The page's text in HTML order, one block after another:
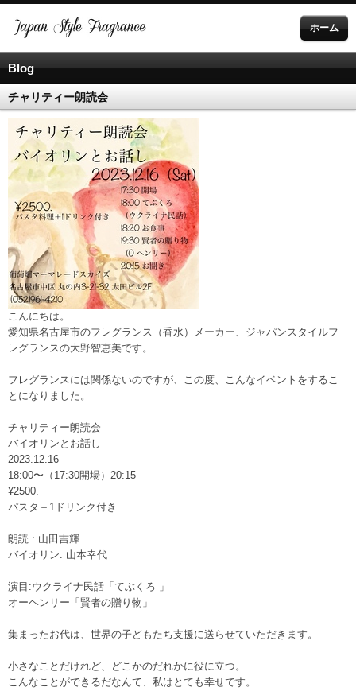
ホーム
Blog
チャリティー朗読会
こんにちは。
愛知県名古屋市のフレグランス（香水）メーカー、ジャパンスタイルフ
レグランスの大野智恵美です。
フレグランスには関係ないのですが、この度、こんなイベントをするこ
とになりました。
チャリティー朗読会
バイオリンとお話し
2023.12.16
18:00〜（17:30開場）20:15
¥2500.
パスタ＋1ドリンク付き
朗読 : 山田吉輝
バイオリン: 山本幸代
演目:ウクライナ民話「てぶくろ 」
オーヘンリー「賢者の贈り物」
集まったお代は、世界の子どもたち支援に送らせていただきます。
小さなことだけれど、どこかのだれかに役に立つ。
こんなことができるだなんて、私はとても幸せです。